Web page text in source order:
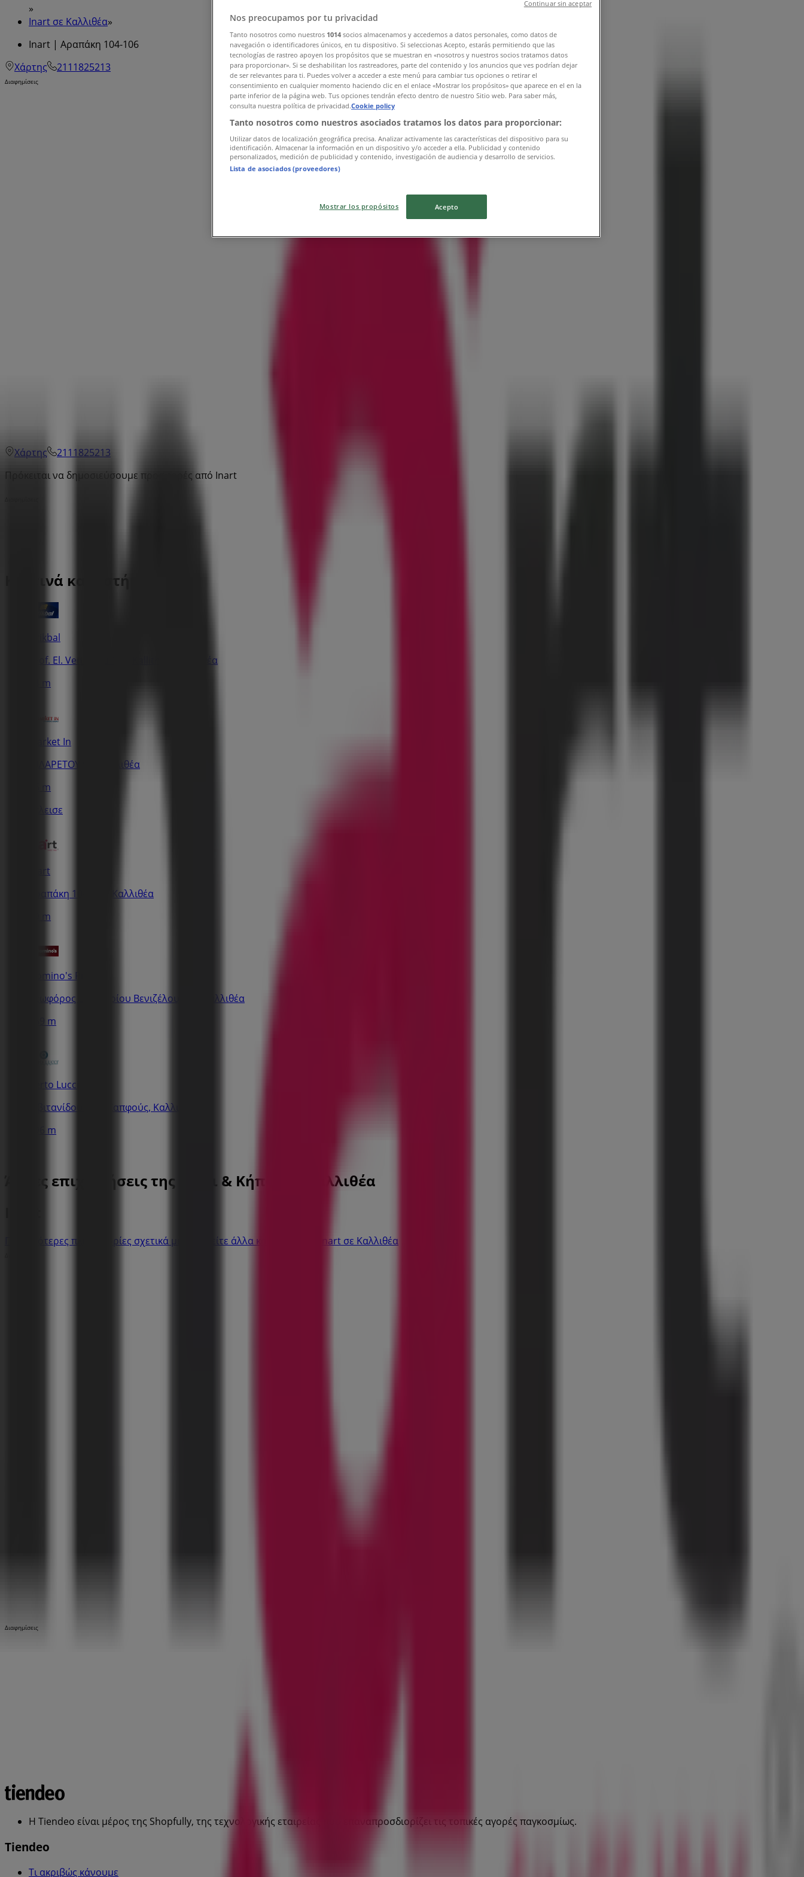
»
Inart σε Καλλιθέα»
Inart | Αραπάκη 104-106
Χάρτης
2111825213
Διαφημίσεις
Χάρτης
2111825213
Πρόκειται να δημοσιεύσουμε προσφορές από Inart
Κοντινά καταστήματα
Istikbal
Leof. El. Venizelou 150, Kallithea, Καλλιθέα
34 m
Market In
ΦΙΛΑΡΕΤΟΥ 94, Καλλιθέα
96 m
Εκλεισε
Inart
Αραπάκη 104-106, Καλλιθέα
99 m
Domino's Pizza
Λεωφόρος Ελευθερίου Βενιζέλου 160, Καλλιθέα
169 m
Berto Lucci
Σιβιτανίδου 11 & Σαπφούς, Καλλιθέα
196 m
Άλλες επιχειρήσεις της Σπίτι & Κήπος σε Καλλιθέα
Περισσότερες πληροφορίες σχετικά με Inart Δείτε άλλα καταστήματα Inart σε Καλλιθέα
Διαφημίσεις
Η Tiendeo είναι μέρος της Shopfully, της τεχνολογικής εταιρείας που επαναπροσδιορίζει τις τοπικές αγορές παγκοσμίως.
Tiendeo
Τι ακριβώς κάνουμε
Nos preocupamos por tu privacidad
Tanto nosotros como nuestros 1014 socios almacenamos y accedemos a datos personales, como datos de
navegación o identificadores únicos, en tu dispositivo. Si seleccionas Acepto, estarás permitiendo que las
tecnologías de rastreo apoyen los propósitos que se muestran en «nosotros y nuestros socios tratamos datos
para proporcionar». Si se deshabilitan los rastreadores, parte del contenido y los anuncios que ves podrían dejar
de ser relevantes para ti. Puedes volver a acceder a este menú para cambiar tus opciones o retirar el
consentimiento en cualquier momento haciendo clic en el enlace «Mostrar los propósitos» que aparece en el en la
parte inferior de la página web. Tus opciones tendrán efecto dentro de nuestro Sitio web. Para saber más,
consulta nuestra política de privacidad.Cookie policy
Tanto nosotros como nuestros asociados tratamos los datos para proporcionar:
Utilizar datos de localización geográfica precisa. Analizar activamente las características del dispositivo para su
identificación. Almacenar la información en un dispositivo y/o acceder a ella. Publicidad y contenido
personalizados, medición de publicidad y contenido, investigación de audiencia y desarrollo de servicios.
Lista de asociados (proveedores)
Mostrar los propósitos Acepto
Continuar sin aceptar